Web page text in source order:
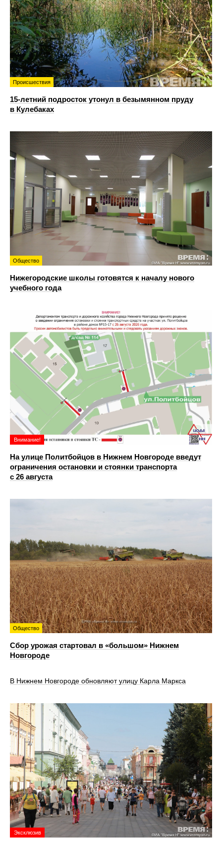
Происшествия
15-летний подросток утонул в безымянном пруду
в Кулебаках
Общество
Нижегородские школы готовятся к началу нового
учебного года
Внимание!
На улице Политбойцов в Нижнем Новгороде введут
ограничения остановки и стоянки транспорта
с 26 августа
Общество
Сбор урожая стартовал в «большом» Нижнем
Новгороде
В Нижнем Новгороде обновляют улицу Карла Маркса
Эксклюзив